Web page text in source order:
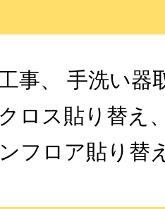
事、 手洗い
ロス貼り替え
フロア貼り替